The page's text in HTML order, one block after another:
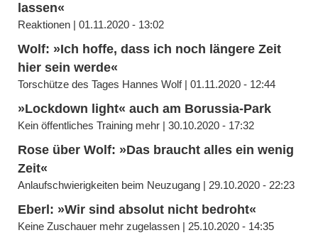
lassen«
Reaktionen | 01.11.2020 - 13:02
Wolf: »Ich hoffe, dass ich noch längere Zeit
hier sein werde«
Torschütze des Tages Hannes Wolf | 01.11.2020 - 12:44
»Lockdown light« auch am Borussia-Park
Kein öffentliches Training mehr | 30.10.2020 - 17:32
Rose über Wolf: »Das braucht alles ein wenig
Zeit«
Anlaufschwierigkeiten beim Neuzugang | 29.10.2020 - 22:23
Eberl: »Wir sind absolut nicht bedroht«
Keine Zuschauer mehr zugelassen | 25.10.2020 - 14:35